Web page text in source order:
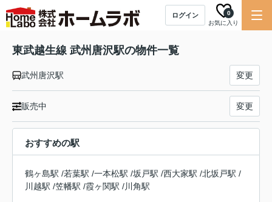
ログイン
お気に入り
0
東武越生線 武州唐沢駅の物件一覧
武州唐沢駅 変更
販売中 変更
おすすめの駅
鶴ヶ島駅 /若葉駅 /一本松駅 /坂戸駅 /西大家駅 /北坂戸駅 /
川越駅 /笠幡駅 /霞ヶ関駅 /川角駅